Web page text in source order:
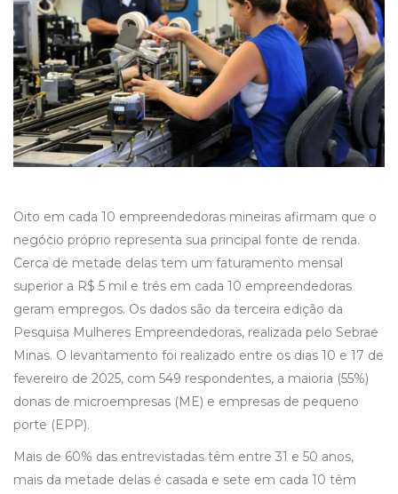
Oito em cada 10 empreendedoras mineiras afirmam que o
negócio próprio representa sua principal fonte de renda.
Cerca de metade delas tem um faturamento mensal
superior a R$ 5 mil e três em cada 10 empreendedoras
geram empregos. Os dados são da terceira edição da
Pesquisa Mulheres Empreendedoras, realizada pelo Sebrae
Minas. O levantamento foi realizado entre os dias 10 e 17 de
fevereiro de 2025, com 549 respondentes, a maioria (55%)
donas de microempresas (ME) e empresas de pequeno
porte (EPP).
Mais de 60% das entrevistadas têm entre 31 e 50 anos,
mais da metade delas é casada e sete em cada 10 têm